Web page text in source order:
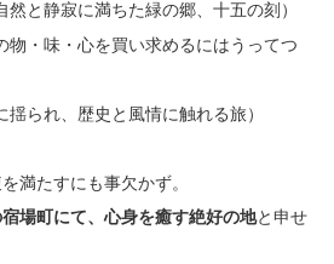
然と静寂に満ちた緑の郷、十五の刻）
物・味・心を買い求めるにはうってつ
揺られ、歴史と風情に触れる旅）
満たすにも事欠かず。
場町にて、心身を癒す絶好の地と申せ